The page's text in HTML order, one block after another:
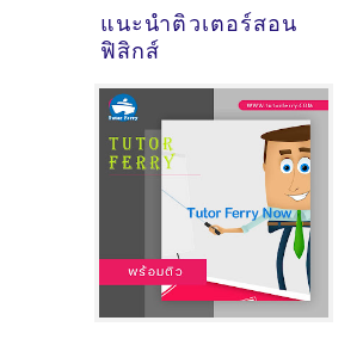
แนะนำติวเตอร์สอน
ฟิสิกส์